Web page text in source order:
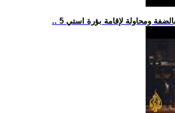
بالضفة ومحاولة لإقامة بؤرة استي